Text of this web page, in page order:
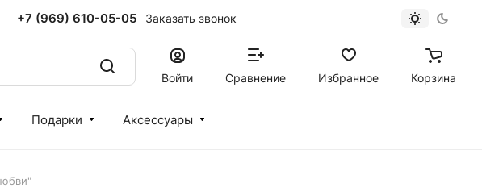
+7 (969) 610-05-05 Заказать звонок
Войти Сравнение Избранное Корзина
Подарки Аксессуары